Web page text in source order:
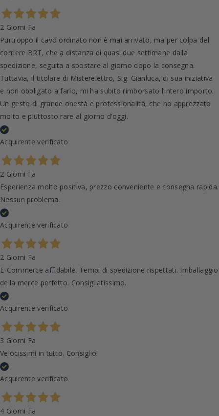
2 Giorni Fa
Purtroppo il cavo ordinato non è mai arrivato, ma per colpa del
corriere BRT, che a distanza di quasi due settimane dalla
spedizione, seguita a spostare al giorno dopo la consegna.
Tuttavia, il titolare di Misterelettro, Sig. Gianluca, di sua iniziativa
e non obbligato a farlo, mi ha subito rimborsato l’intero importo.
Un gesto di grande onestà e professionalità, che ho apprezzato
molto e piuttosto rare al giorno d’oggi.
Acquirente verificato
2 Giorni Fa
Esperienza molto positiva, prezzo conveniente e consegna rapida.
Nessun problema.
Acquirente verificato
2 Giorni Fa
E-Commerce affidabile. Tempi di spedizione rispettati. Imballaggio
della merce perfetto. Consigliatissimo.
Acquirente verificato
3 Giorni Fa
Velocissimi in tutto. Consiglio!
Acquirente verificato
4 Giorni Fa